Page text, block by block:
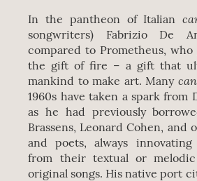
In the pantheon of Italian
songwriters) Fabrizio De
compared to Prometheus, who
the gift of fire – a gift that
mankind to make art. Many
1960s have taken a spark from
as he had previously
Brassens, Leonard Cohen, and
and poets, always
from their textual or
original songs. His native port